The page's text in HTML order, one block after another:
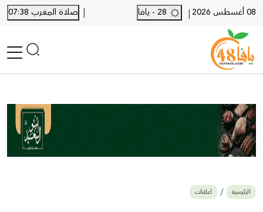
08 أغسطس 2026 |
| صلاة المغرب 07:38
أخبار محلية
أخبار يافا
SHORTS
أخبار اللد والرملة
بيع وشراء
أخبار القدس
الرئيسية اعلانات